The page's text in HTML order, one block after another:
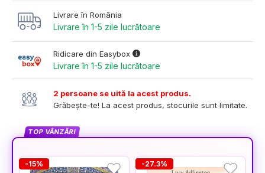
Livrare în România
Livrare în 1-5 zile lucrătoare
Ridicare din Easybox
Livrare în 1-5 zile lucrătoare
2 persoane se uită la acest produs.
Grăbește-te! La acest produs, stocurile sunt limitate.
TOP VÂNZĂRI
-15% -27.3%